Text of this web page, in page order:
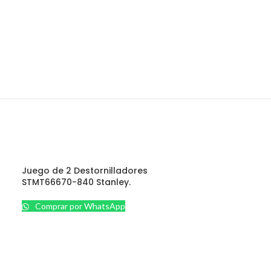
Juego de 2 Destornilladores
STMT66670-840 Stanley.
Comprar por WhatsApp